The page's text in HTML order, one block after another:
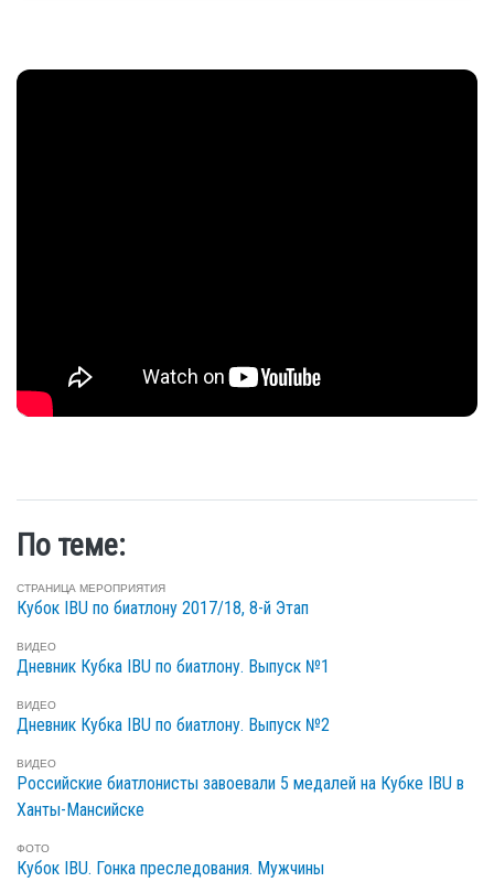
По теме:
СТРАНИЦА МЕРОПРИЯТИЯ
Кубок IBU по биатлону 2017/18, 8-й Этап
ВИДЕО
Дневник Кубка IBU по биатлону. Выпуск №1
ВИДЕО
Дневник Кубка IBU по биатлону. Выпуск №2
ВИДЕО
Российские биатлонисты завоевали 5 медалей на Кубке IBU в
Ханты-Мансийске
ФОТО
Кубок IBU. Гонка преследования. Мужчины